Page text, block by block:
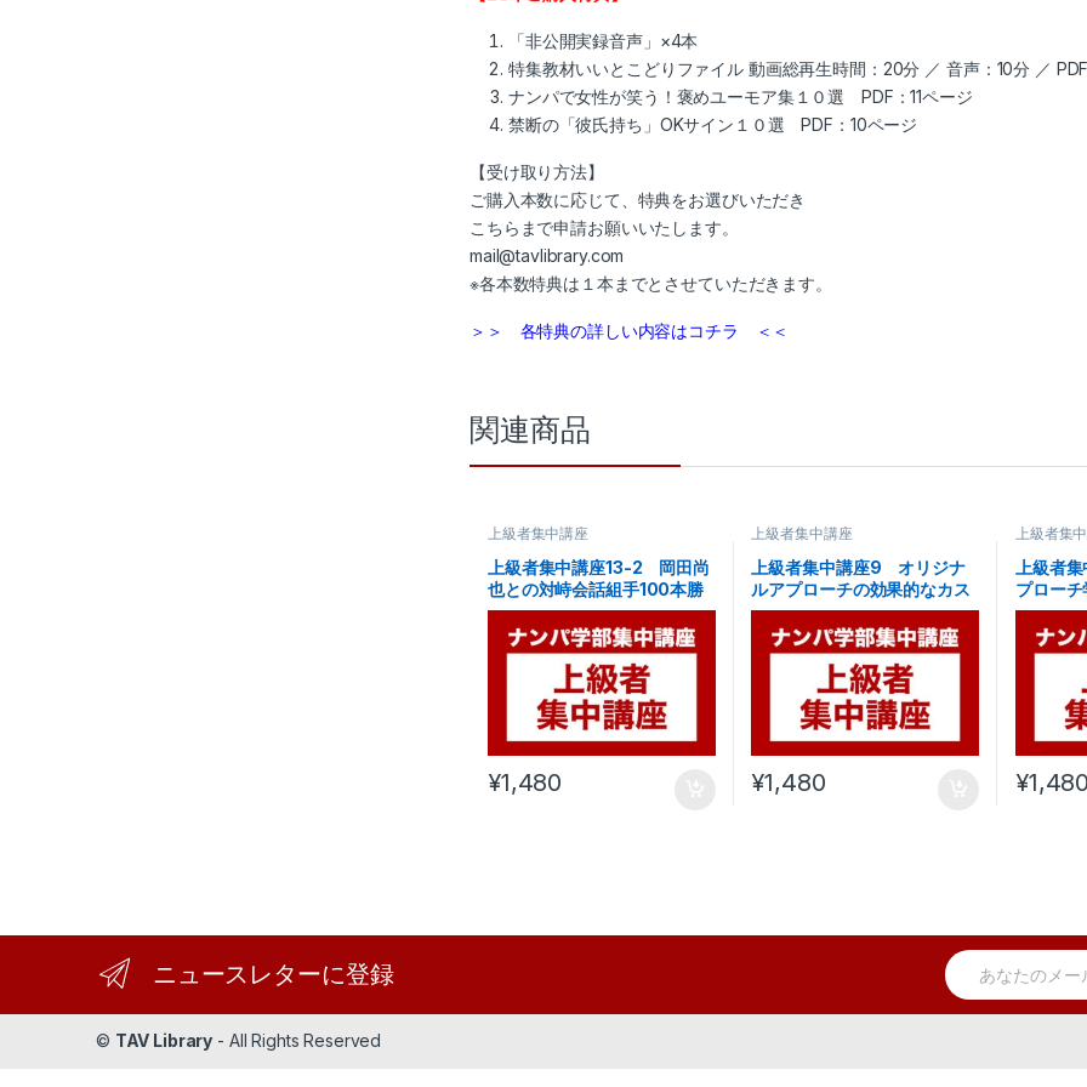
「非公開実録音声」×4本
特集教材いいとこどりファイル 動画総再生時間：20分 ／ 音声：10分 ／
ナンパで女性が笑う！褒めユーモア集１０選 PDF：11ページ
禁断の「彼氏持ち」OKサイン１０選 PDF：10ページ
【受け取り方法】
ご購入本数に応じて、特典をお選びいただき
こちらまで申請お願いいたします。
mail@tavlibrary.com
※各本数特典は１本までとさせていただきます。
＞＞ 各特典の詳しい内容はコチラ ＜＜
関連商品
上級者集中講座
上級者集中講座13-2 岡田尚
也との対峙会話組手100本勝
負
¥1,480
上級者集中講座
上級者集中講座9 オリジナ
ルアプローチの効果的なカス
タム方法
¥1,480
上級者集
上級者
プロー
ローチ編
¥1,480
ニュースレターに登録
E
m
© TAV Library - All Rights Reserved